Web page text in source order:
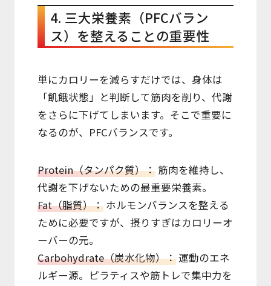
4. 三大栄養素（PFCバラン
ス）を整えることの重要性
単にカロリーを減らすだけでは、身体は
「飢餓状態」と判断して筋肉を削り、代謝
をさらに下げてしまいます。そこで重要に
なるのが、PFCバランスです。
Protein（タンパク質）：筋肉を維持し、
代謝を下げないための最重要栄養素。
Fat（脂質）：ホルモンバランスを整える
ために必要ですが、摂りすぎはカロリーオ
ーバーの元。
Carbohydrate（炭水化物）：運動のエネ
ルギー源。ピラティスや筋トレで集中力を